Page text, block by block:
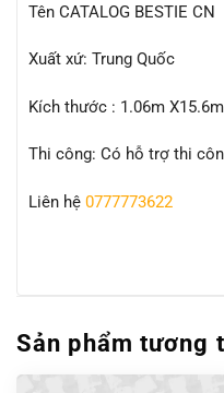
Tên CATALOG BESTIE CN
Xuất xứ: Trung Quốc
Kích thước : 1.06m X15.6m
Thi công: Có hỗ trợ thi
Liên hệ 0777773622
Sản phẩm tương